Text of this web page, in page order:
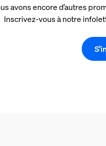
avons encore d’autres
Inscrivez-vous à notre